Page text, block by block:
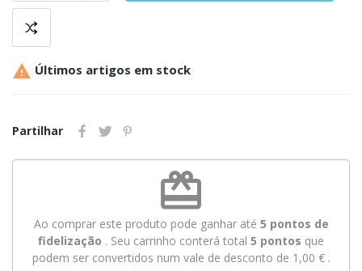
 Últimos artigos em stock
Partilhar
redeem
Ao comprar este produto pode ganhar até 5 pontos de
fidelização . Seu carrinho conterá total 5 pontos que
podem ser convertidos num vale de desconto de 1,00 €.